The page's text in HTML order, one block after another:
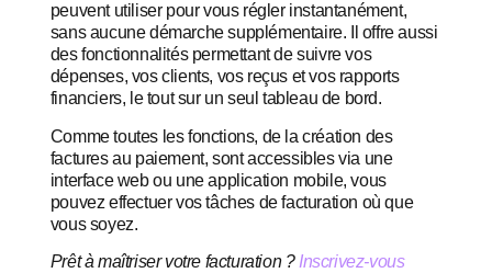
peuvent utiliser pour vous régler instantanément,
sans aucune démarche supplémentaire. Il offre aussi
des fonctionnalités permettant de suivre vos
dépenses, vos clients, vos reçus et vos rapports
financiers, le tout sur un seul tableau de bord.
Comme toutes les fonctions, de la création des
factures au paiement, sont accessibles via une
interface web ou une application mobile, vous
pouvez effectuer vos tâches de facturation où que
vous soyez.
Prêt à maîtriser votre facturation ? Inscrivez-vous